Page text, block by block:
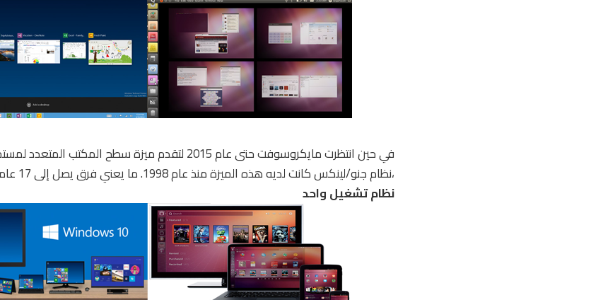
في حين انتظرت مايكروسوفت حتى عام 2015 لتقدم ميزة سطح
،نظام جنو/لينكس كانت لديه هذه الميزة منذ عام 1998. ما يعني فرق يصل إلى 17 عاما !
نظام تشغيل واحد